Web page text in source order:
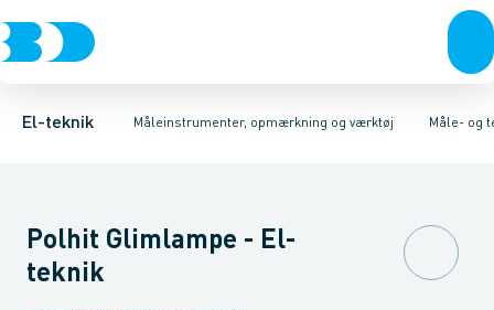
El-teknik Måleinstrumenter, opmærkning og værktøj
Afbrydere, stikkontakter & lampeudtagForgreningsmateriel
Måle- og
Små husholdningsapparaterMåle- og testapparater
SpændingstestereMultifunktionelt måle- og
Polhit Glimlampe - El-
teknik